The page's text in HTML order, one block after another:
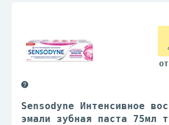
Sensodyne Интенсивное
эмали зубная паста 75мл